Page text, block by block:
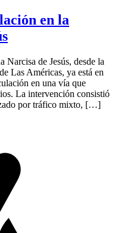
en la
Narcisa de Jesús, desde la
Las Américas, ya está en
en una vía que
La intervención consistió
por tráfico mixto, […]